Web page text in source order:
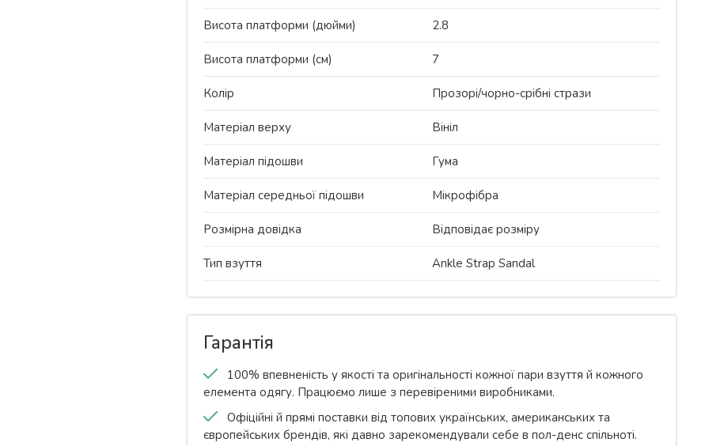
Висота платформи (дюйми) 2.8
Висота платформи (см) 7
Колір Прозорі/чорно-срібні стрази
Матеріал верху Вініл
Матеріал підошви Гума
Матеріал середньої підошви Мікрофібра
Розмірна довідка Відповідає розміру
Тип взуття Ankle Strap Sandal
Гарантія
100% впевненість у якості та оригінальності кожної пари взуття й кожного
елемента одягу. Працюємо лише з перевіреними виробниками.
Офіційні й прямі поставки від топових українських, американських та
європейських брендів, які давно зарекомендували себе в пол-денс спільноті.